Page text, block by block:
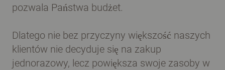
pozwala Państwa budżet.
Dlatego nie bez przyczyny większość naszych
klientów nie decyduje się na zakup
jednorazowy, lecz powiększa swoje zasoby w